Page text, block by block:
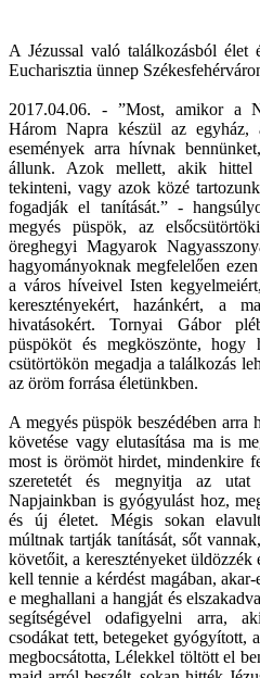
A Jézussal való találkozásból
Eucharisztia ünnep
2017.04.06. - ”Most, amikor a
Három Napra készül az egyház,
események arra hívnak
állunk. Azok mellett, akik hittel
tekinteni, vagy azok közé
fogadják el tanítását.” -
megyés püspök, az
öreghegyi Magyarok
hagyományoknak megfelelően
a város híveivel Isten
keresztényekért, hazánkért, a
hivatásokért. Tornyai Gábor
püspököt és megköszönte,
csütörtökön megadja a találkozás
az öröm forrása életünkben.
A megyés püspök beszédében
követése vagy elutasítása ma is
most is örömöt hirdet, mindenkire
szeretetét és megnyitja az utat
Napjainkban is gyógyulást hoz,
és új életet. Mégis sokan
múltnak tartják tanítását, sőt
követőit, a keresztényeket
kell tennie a kérdést magában,
e meghallani a hangját és
segítségével odafigyelni arra,
csodákat tett, betegeket gyógyított,
megbocsátotta, Lélekkel töltött el